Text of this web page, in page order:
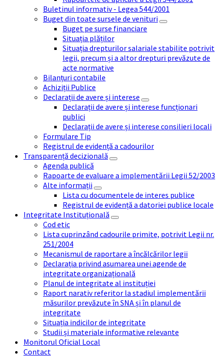
Buletinul informativ - Legea 544/2001
Buget din toate sursele de venituri
Buget pe surse financiare
Situația plăților
Situația drepturilor salariale stabilite potrivit
legii, precum și a altor drepturi prevăzute de
acte normative
Bilanțuri contabile
Achiziții Publice
Declarații de avere și interese
Declarații de avere și interese funcționari
publici
Declarații de avere și interese consilieri locali
Formulare Tip
Registrul de evidență a cadourilor
Transparență decizională
Agenda publică
Rapoarte de evaluare a implementării Legii 52/2003
Alte informații
Lista cu documentele de interes publice
Registrul de evidență a datoriei publice locale
Integritate Instituțională
Cod etic
Lista cuprinzând cadourile primite, potrivit Legii nr.
251/2004
Mecanismul de raportare a încălcărilor legii
Declarația privind asumarea unei agende de
integritate organizațională
Planul de integritate al instituției
Raport narativ referitor la stadiul implementării
măsurilor prevăzute în SNA și în planul de
integritate
Situația indicilor de integritate
Studii și materiale informative relevante
Monitorul Oficial Local
Contact